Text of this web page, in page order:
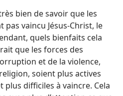
bien de savoir que les
pas vaincu Jésus-Christ, le
quels bienfaits cela
que les forces des
et de la violence,
soient plus actives
difficiles à vaincre. Cela